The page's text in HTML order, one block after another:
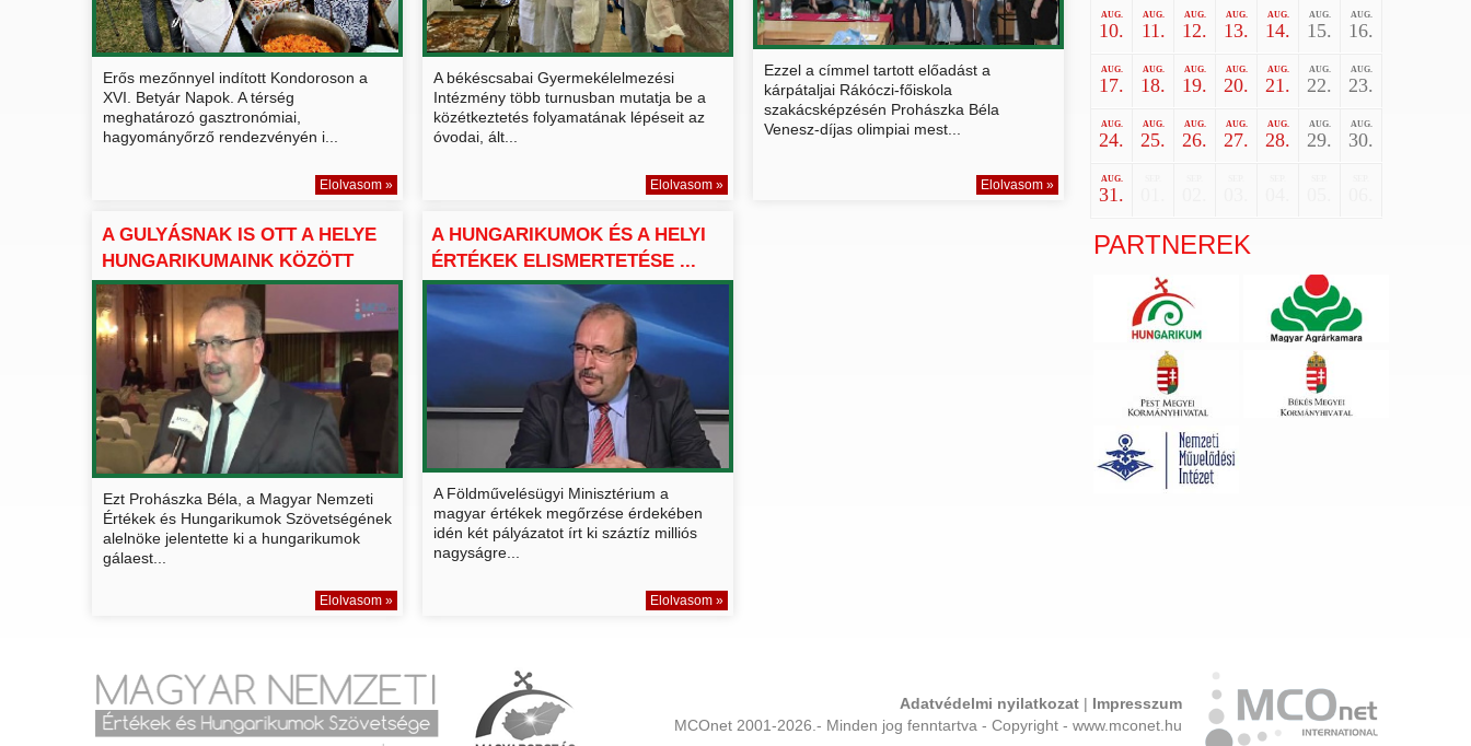
Erős mezőnnyel indított Kondoroson a
XVI. Betyár Napok. A térség
meghatározó gasztronómiai,
hagyományőrző rendezvényén i...
Elolvasom »
A békéscsabai Gyermekélelmezési
Intézmény több turnusban mutatja be a
közétkeztetés folyamatának lépéseit az
óvodai, ált...
Elolvasom »
Ezzel a címmel tartott előadást a
kárpátaljai Rákóczi-főiskola
szakácsképzésén Prohászka Béla
Venesz-díjas olimpiai mest...
Elolvasom »
A GULYÁSNAK IS OTT A HELYE
HUNGARIKUMAINK KÖZÖTT
Ezt Prohászka Béla, a Magyar Nemzeti
Értékek és Hungarikumok Szövetségének
alelnöke jelentette ki a hungarikumok
gálaest...
Elolvasom »
A HUNGARIKUMOK ÉS A HELYI
ÉRTÉKEK ELISMERTETÉSE ...
A Földművelésügyi Minisztérium a
magyar értékek megőrzése érdekében
idén két pályázatot írt ki száztíz milliós
nagyságre...
Elolvasom »
AUG.
10.
AUG.
11.
AUG.
12.
AUG.
13.
AUG.
14.
AUG.
15.
AUG.
16.
AUG.
17.
AUG.
18.
AUG.
19.
AUG.
20.
AUG.
21.
AUG.
22.
AUG.
23.
AUG.
24.
AUG.
25.
AUG.
26.
AUG.
27.
AUG.
28.
AUG.
29.
AUG.
30.
AUG.
31.
PARTNEREK
Adatvédelmi nyilatkozat | Impresszum
MCOnet 2001-2026.- Minden jog fenntartva - Copyright - www.mconet.hu